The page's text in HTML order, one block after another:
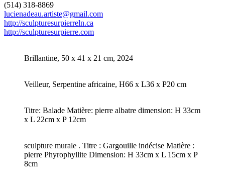
(514) 318-8869
lucienadeau.artiste@gmail.com
http://sculpturesurpierreln.ca
http://sculpturesurpierre.com
Brillantine, 50 x 41 x 21 cm, 2024
Veilleur, Serpentine africaine, H66 x L36 x P20 cm
Titre: Balade Matière: pierre albatre dimension: H 33cm
x L 22cm x P 12cm
sculpture murale . Titre : Gargouille indécise Matière :
pierre Phyrophyllite Dimension: H 33cm x L 15cm x P
8cm